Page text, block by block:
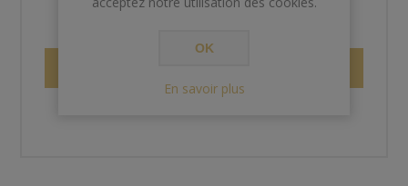
OK
En savoir plus